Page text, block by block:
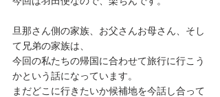
旦那さん側の家族、お父さんお母さん、そし
て兄弟の家族は、
今回の私たちの帰国に合わせて旅行に行こう
かという話になっています。
まだどこに行きたいか候補地を今話し合って